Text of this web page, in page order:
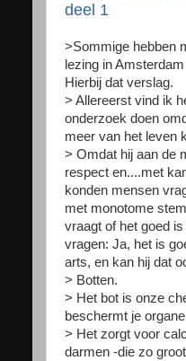
deel 1
>Sommige hebben
lezing in
Hierbij dat verslag.
> Allereerst vind ik
onderzoek doen
meer van het leven
> Omdat hij aan de
respect en....met
konden mensen
met monotome
vraagt of het goed
vragen: Ja, het is
arts, en kan hij dat
> Botten.
> Het bot is onze
beschermt je
> Het zorgt voor
darmen -die zo